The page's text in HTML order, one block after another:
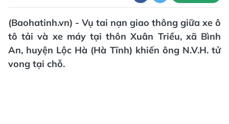
(Baohatinh.vn) - Vụ tai nạn giao thông giữa xe ô
tô tải và xe máy tại thôn Xuân Triều, xã Bình
An, huyện Lộc Hà (Hà Tĩnh) khiến ông N.V.H. tử
vong tại chỗ.